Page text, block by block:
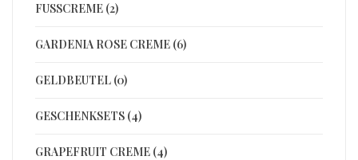
FUSSCREME (2)
GARDENIA ROSE CREME (6)
GELDBEUTEL (0)
GESCHENKSETS (4)
GRAPEFRUIT CREME (4)